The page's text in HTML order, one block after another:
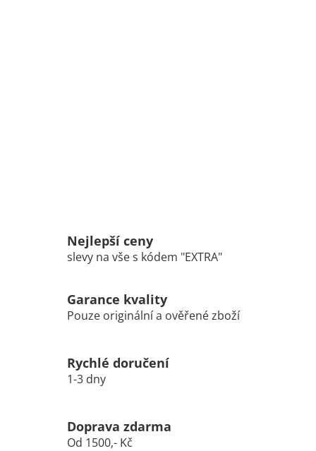
Nejlepší ceny
slevy na vše s kódem "EXTRA"
Garance kvality
Pouze originální a ověřené zboží
Rychlé doručení
1-3 dny
Doprava zdarma
Od 1500,- Kč